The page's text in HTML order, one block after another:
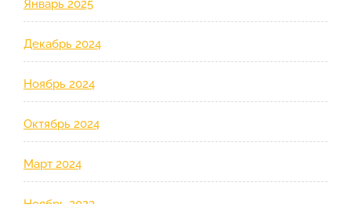
Январь 2025
Декабрь 2024
Ноябрь 2024
Октябрь 2024
Март 2024